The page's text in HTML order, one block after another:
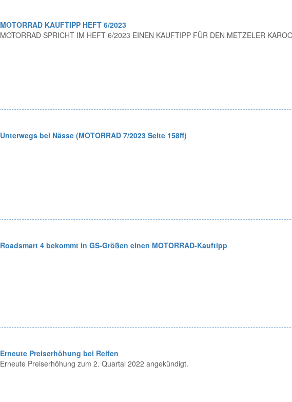
MOTORRAD KAUFTIPP HEFT 6/2023
MOTORRAD SPRICHT IM HEFT 6/2023 EINEN KAUFTIPP FÜR DEN METZELER
Unterwegs bei Nässe (MOTORRAD 7/2023 Seite 158ff)
Roadsmart 4 bekommt in GS-Größen einen MOTORRAD-Kauftipp
Erneute Preiserhöhung bei Reifen
Erneute Preiserhöhung zum 2. Quartal 2022 angekündigt.